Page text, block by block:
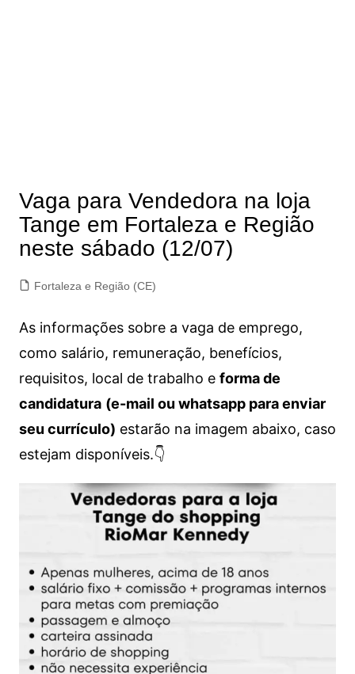
Vaga para Vendedora na loja
Tange em Fortaleza e Região
neste sábado (12/07)
Fortaleza e Região (CE)
As informações sobre a vaga de emprego,
como salário, remuneração, benefícios,
requisitos, local de trabalho e forma de
candidatura (e-mail ou whatsapp para enviar
seu currículo) estarão na imagem abaixo, caso
estejam disponíveis.👇